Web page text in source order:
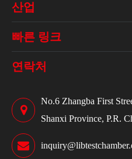
산업
빠른 링크
연락처
No.6 Zhangba First
Shanxi Province, P.R.